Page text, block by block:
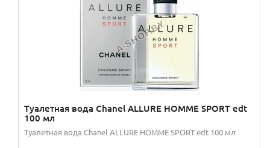
Туалетная вода Chanel ALLURE HOMME SPORT edt
100 мл
Туалетная вода Chanel ALLURE HOMME SPORT edt 100 мл